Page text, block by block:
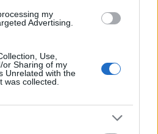
my
Advertising.
Use,
or Sharing of my
Unrelated with the
was collected.
a koleszterinszintet
lipidprofilt
kockázatának